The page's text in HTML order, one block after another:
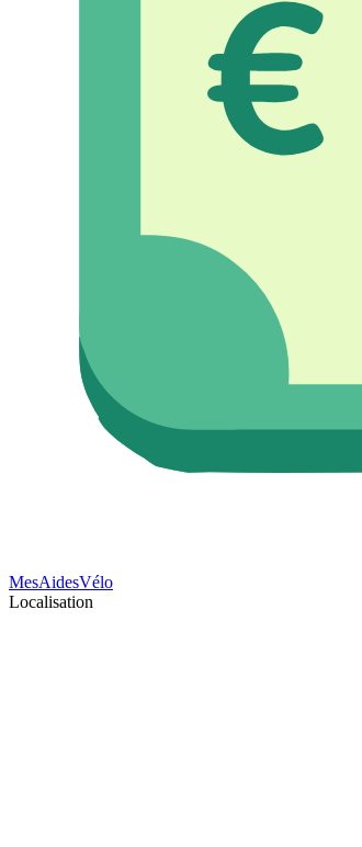
MesAidesVélo
Localisation